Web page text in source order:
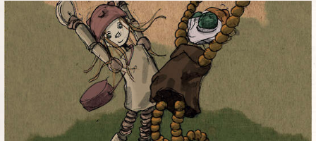
OUTONO
EMRAIZART 2ª EDIÇÃO
EMRAIZART 1ª EDIÇÃO
FESTIVAL VENTANIA
SERVIÇO EDUCATIVO
SOBRE O TEL